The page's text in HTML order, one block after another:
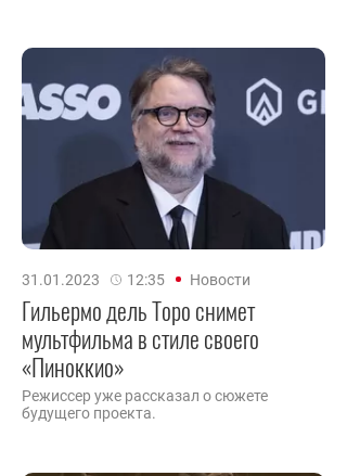
31.01.2023 12:35 Новости
Гильермо дель Торо снимет
мультфильма в стиле своего
«Пиноккио»
Режиссер уже рассказал о сюжете
будущего проекта.